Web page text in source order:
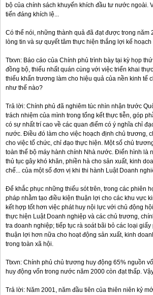
bộ của chính sách khuyến khích đầu tư nước
tiến đáng khích lệ...
Có thể nói, những thành quả đã đạt được trong
lòng tin và sự quyết tâm thực hiện thắng lợi kế
Ttxvn: Báo cáo của Chính phủ trình bày tại kỳ họp
đồng bộ, thiếu nhất quán cùng với việc triển khai
thiếu khẩn trương làm cho hiệu quả của nền kinh tế
như thế nào?
Trả lời: Chính phủ đã nghiêm túc nhìn nhận trước
trách nhiệm của mình trong tổng kết thực tiễn, góp
có sự nhất trí cao về các quan điểm có ý nghĩa chỉ
nước. Điều đó làm cho việc hoạch định chủ trương,
cho việc tổ chức, chỉ đạo thực hiện. Một số chủ
toàn thể bộ máy hành chính Nhà nước. Điển hình là
thủ tục gây khó khăn, phiền hà cho sản xuất, kinh
chế... của một số đơn vị khi thi hành Luật Doanh
Để khắc phục những thiếu sót trên, trong các phiên
pháp nhằm tạo điều kiện thuận lợi cho các khu vực
kết hợp tốt hơn việc phát huy nội lực với chủ động
thực hiện Luật Doanh nghiệp và các chủ trương,
tra doanh nghiệp; tiếp tục rà soát bãi bỏ các loại
thuận lợi hơn nữa cho hoạt động sản xuất, kinh
trong toàn xã hội.
Ttxvn: Chính phủ chủ trương huy động 65% nguồn
huy động vốn trong nước năm 2000 còn đạt thấp.
Trả lời: Năm 2001, năm đầu tiên của thiên niên kỷ